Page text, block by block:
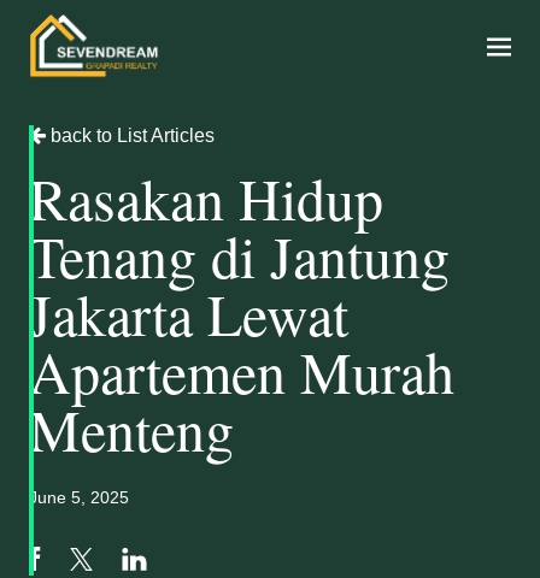
back to List Articles
Rasakan Hidup
Tenang di Jantung
Jakarta Lewat
Apartemen Murah
Menteng
June 5, 2025